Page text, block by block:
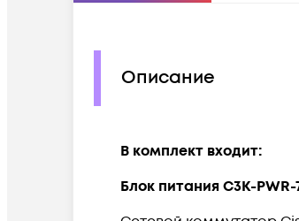
Описание
В комплект входит:
Блок питания C3K-